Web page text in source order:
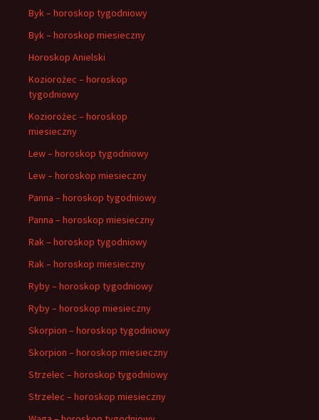
Byk – horoskop tygodniowy
Byk – horoskop miesieczny
Horoskop Anielski
Koziorożec – horoskop
tygodniowy
Koziorożec – horoskop
miesieczny
Lew – horoskop tygodniowy
Lew – horoskop miesieczny
Panna – horoskop tygodniowy
Panna – horoskop miesieczny
Rak – horoskop tygodniowy
Rak – horoskop miesieczny
Ryby – horoskop tygodniowy
Ryby – horoskop miesieczny
Skorpion – horoskop tygodniowy
Skorpion – horoskop miesieczny
Strzelec – horoskop tygodniowy
Strzelec – horoskop miesieczny